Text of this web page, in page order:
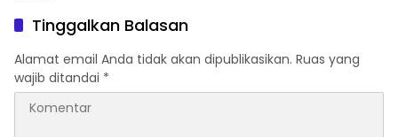
Tinggalkan Balasan
Alamat email Anda tidak akan dipublikasikan. Ruas yang
wajib ditandai *